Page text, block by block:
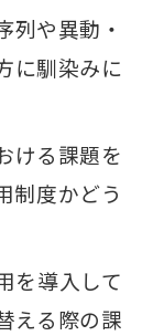
列や異動・
に馴染みに
ける課題を
制度かどう
を導入して
える際の課